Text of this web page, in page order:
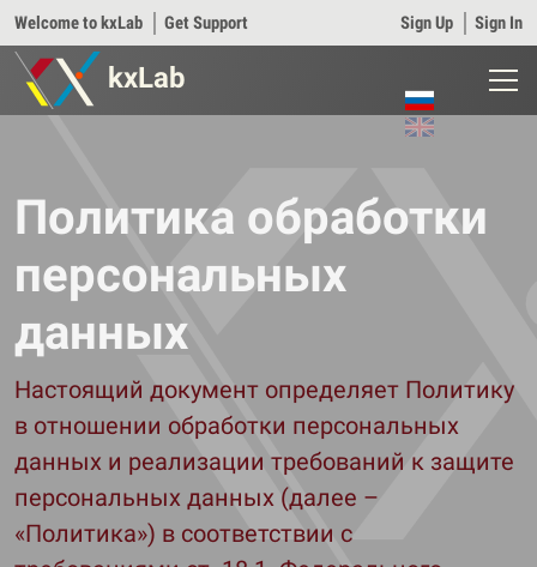
Welcome to kxLab Get Support Sign Up Sign In
kxLab
Политика обработки
персональных
данных
Настоящий документ определяет Политику
в отношении обработки персональных
данных и реализации требований к защите
персональных данных (далее –
«Политика») в соответствии с